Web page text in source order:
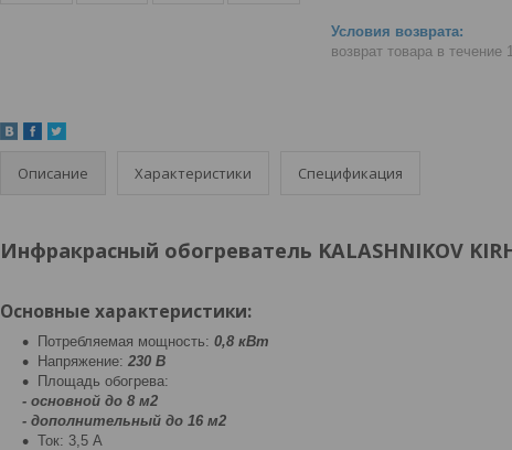
возврат товара в течение
Описание Характеристики Спецификация
Инфракрасный обогреватель KALASHNIKOV
Основные характеристики:
Потребляемая мощность: 0,8 кВт
Напряжение: 230 В
Площадь обогрева:
- основной до 8 м2
- дополнительный до 16 м2
Ток: 3,5 А